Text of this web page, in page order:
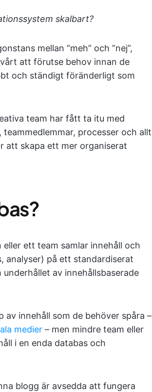
skalbart?
mellan ”meh” och ”nej”,
att förutse behov innan de
och ständigt föränderligt som
team har fått ta itu med
processer och allt
att skapa ett mer organiserat
ett team samlar innehåll och
analyser) på ett standardiserat
av innehållsbaserade
innehåll som de behöver spåra –
medier – men mindre team eller
i en enda databas och
blogg är avsedda att fungera